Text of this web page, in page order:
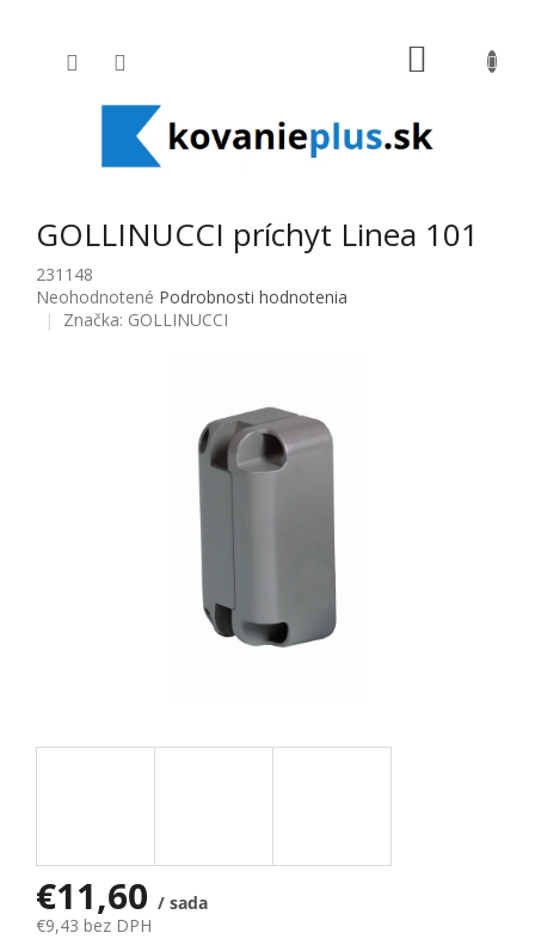
GOLLINUCCI príchyt Linea 101
231148
Priemerné hodnotenie produktu je 0,0 z 5 hviezdičiek.
Neohodnotené Podrobnosti hodnotenia
Značka: GOLLINUCCI
€11,60 / sada
€9,43 bez DPH